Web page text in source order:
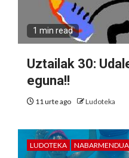
1 min read
Uztailak 30:
eguna!!
11 urte ago Ludoteka
LUDOTEKA